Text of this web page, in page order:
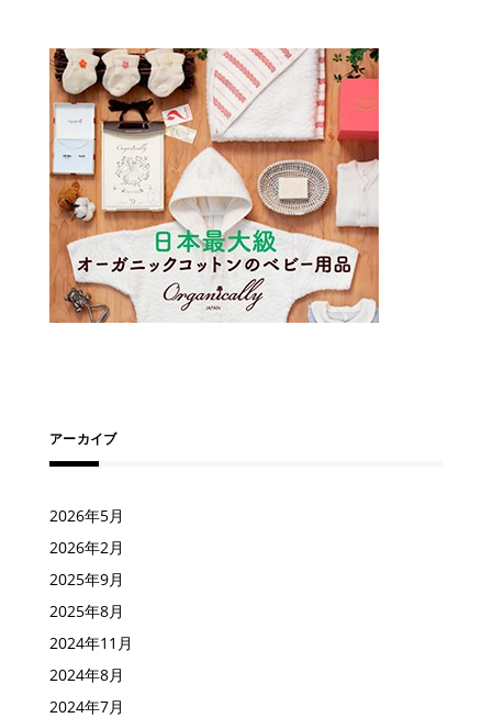
アーカイブ
2026年5月
2026年2月
2025年9月
2025年8月
2024年11月
2024年8月
2024年7月